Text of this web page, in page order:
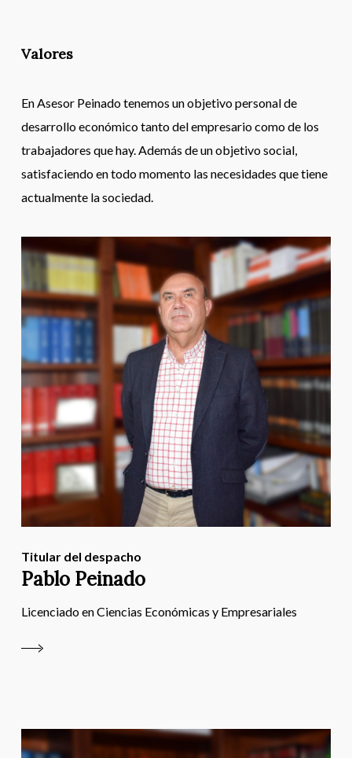
Valores
En Asesor Peinado tenemos un objetivo personal de
desarrollo económico tanto del empresario como de los
trabajadores que hay. Además de un objetivo social,
satisfaciendo en todo momento las necesidades que tiene
actualmente la sociedad.
Titular del despacho
Pablo Peinado
Licenciado en Ciencias Económicas y Empresariales